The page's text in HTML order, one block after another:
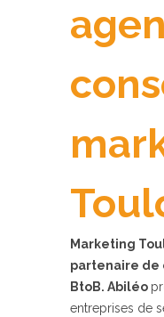
Marketing
partenaire de
BtoB. Abiléo
entreprises de